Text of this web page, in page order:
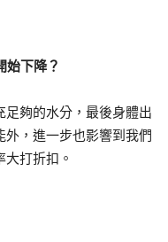
始下降？
夠的水分，最後身體出
，進一步也影響到我們
打折扣。